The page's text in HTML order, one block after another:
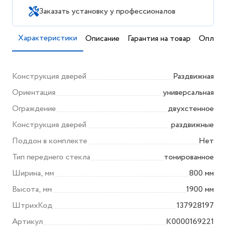
Заказать установку у профессионалов
Характеристики Описание Гарантия на товар Оплата
Конструкция дверей
Раздвижная
Ориентация
универсальная
Ограждение
двухстенное
Конструкция дверей
раздвижные
Поддон в комплекте
Нет
Тип переднего стекла
тонированное
Ширина, мм
800 мм
Высота, мм
1900 мм
ШтрихКод
137928197
Артикул
K0000169221